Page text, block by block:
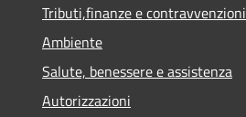
Tributi,finanze e contravvenzioni
Ambiente
Salute, benessere e assistenza
Autorizzazioni